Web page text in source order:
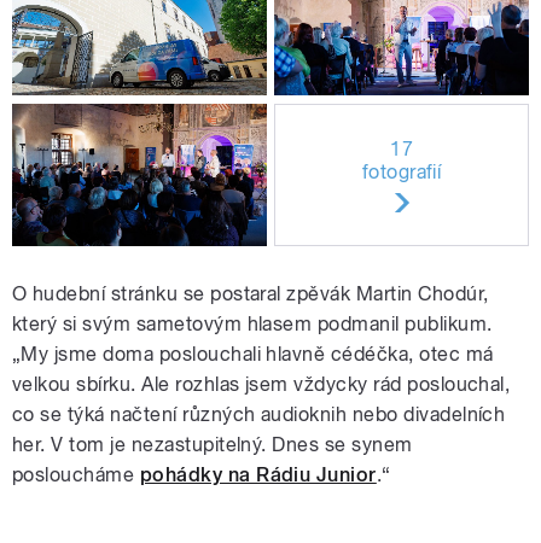
17
fotografií
O hudební stránku se postaral zpěvák Martin Chodúr,
který si svým sametovým hlasem podmanil publikum.
„My jsme doma poslouchali hlavně cédéčka, otec má
velkou sbírku. Ale rozhlas jsem vždycky rád poslouchal,
co se týká načtení různých audioknih nebo divadelních
her. V tom je nezastupitelný. Dnes se synem
posloucháme pohádky na Rádiu Junior.“